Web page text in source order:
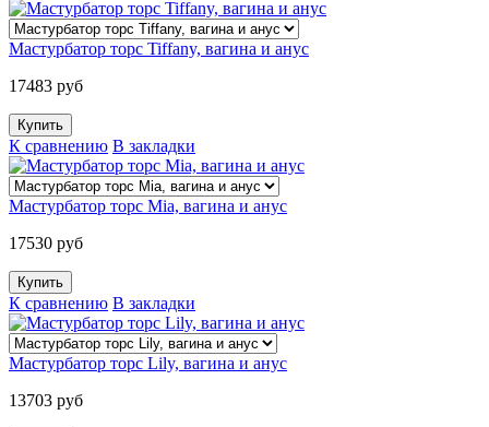
Мастурбатор торс Tiffany, вагина и анус
17483 руб
К сравнению В закладки
Мастурбатор торс Mia, вагина и анус
17530 руб
К сравнению В закладки
Мастурбатор торс Lily, вагина и анус
13703 руб